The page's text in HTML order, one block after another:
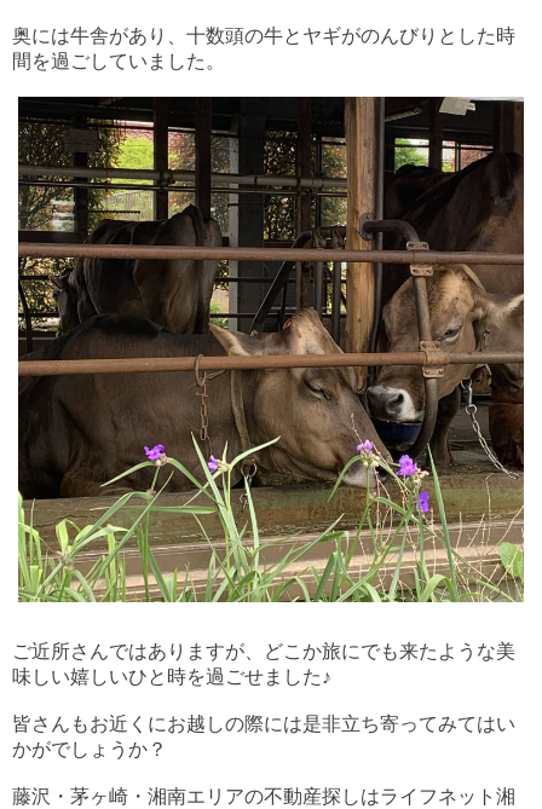
奥には牛舎があり、十数頭の牛とヤギがのんびりとした時
間を過ごしていました。
ご近所さんではありますが、どこか旅にでも来たような美
味しい嬉しいひと時を過ごせました♪
皆さんもお近くにお越しの際には是非立ち寄ってみてはい
かがでしょうか？
藤沢・茅ヶ崎・湘南エリアの不動産探しはライフネット湘